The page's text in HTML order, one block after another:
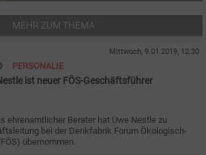
MEHR ZUM THEMA
Mittwoch, 9.01.2019, 12:30
PERSONALIE
ist neuer FÖS-Geschäftsführer
ehrenamtlicher Berater hat Uwe Nestle zu
bei der Denkfabrik Forum Ökologisch-
übernommen.